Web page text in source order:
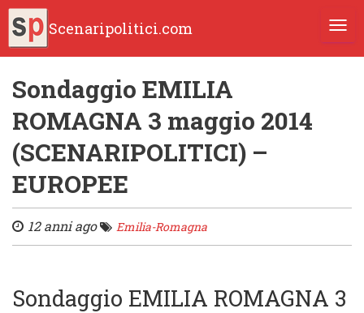
Scenaripolitici.com
Sondaggio EMILIA
ROMAGNA 3 maggio 2014
(SCENARIPOLITICI) –
EUROPEE
12 anni ago Emilia-Romagna
Sondaggio EMILIA ROMAGNA 3